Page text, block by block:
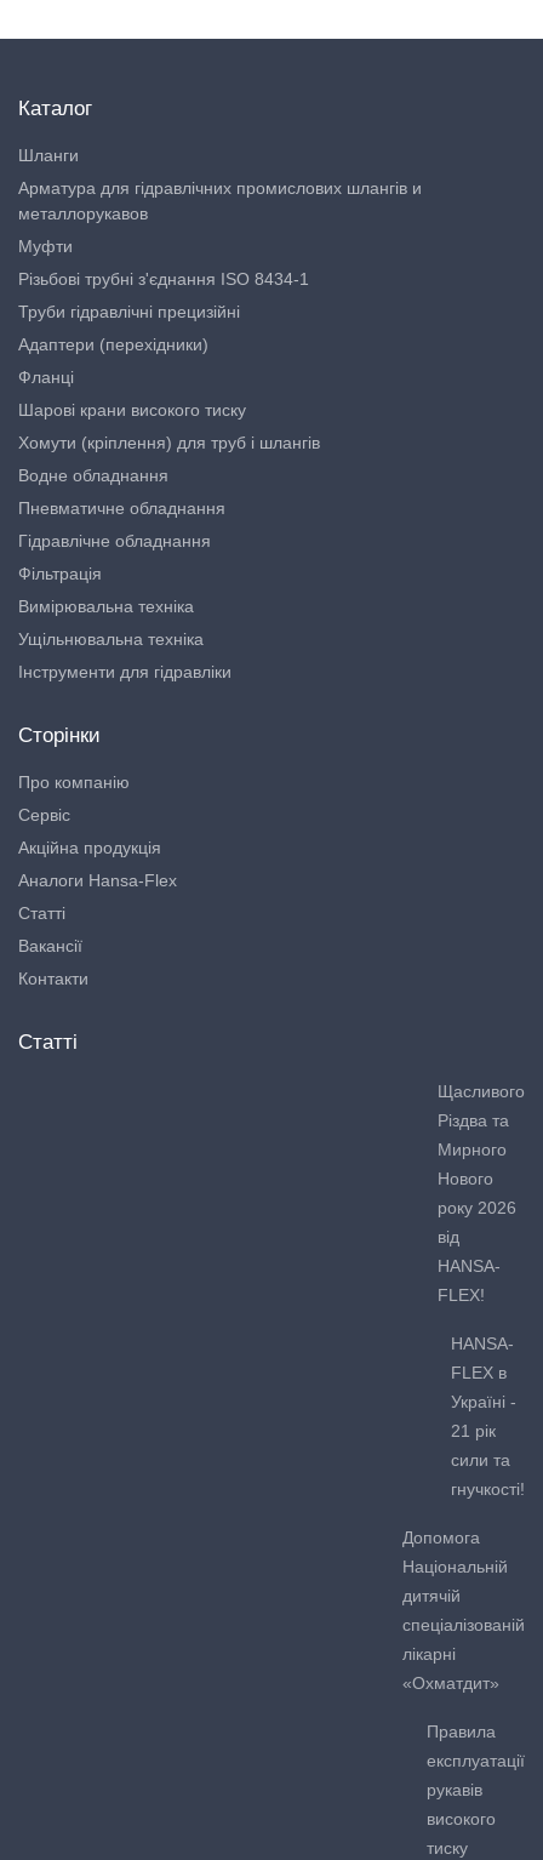
Каталог
Шланги
Арматура для гідравлічних промислових шлангів и
металлорукавов
Муфти
Різьбові трубні з'єднання ISO 8434-1
Труби гідравлічні прецизійні
Адаптери (перехідники)
Фланці
Шарові крани високого тиску
Хомути (кріплення) для труб і шлангів
Водне обладнання
Пневматичне обладнання
Гідравлічне обладнання
Фільтрація
Вимірювальна техніка
Ущільнювальна техніка
Інструменти для гідравліки
Сторінки
Про компанію
Сервіс
Акційна продукція
Аналоги Hansa-Flex
Статті
Вакансії
Контакти
Статті
Щасливого
Різдва та
Мирного
Нового
року 2026
від
HANSA-
FLEX!
HANSA-
FLEX в
Україні -
21 рік
сили та
гнучкості!
Допомога
Національній
дитячій
спеціалізованій
лікарні
«Охматдит»
Правила
експлуатації
рукавів
високого
тиску